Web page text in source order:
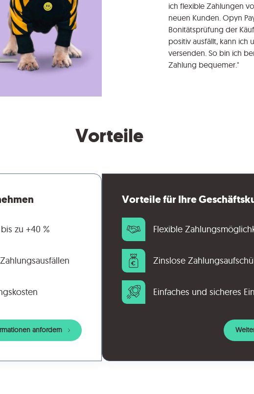
ich flexible Zahlungen
neuen Kunden. Opyn
Bonitätsprüfung der
positiv ausfällt, kann ich
versenden. So bin ich
Zahlung bequemer."
Vorteile
zu +40 %
anfordern
Vorteile für Ihre
Flexible
Zinslose
Einfaches und sicheres